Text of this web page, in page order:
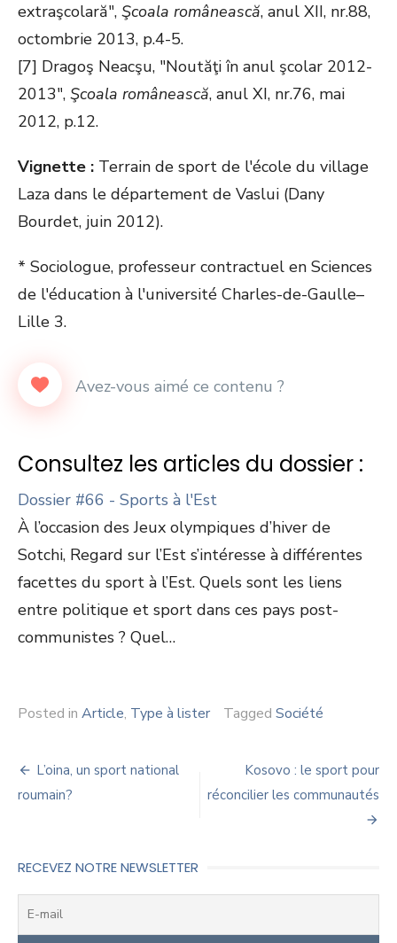
extraşcolară", Şcoala românească, anul XII, nr.88,
octombrie 2013, p.4-5.
[7] Dragoş Neacşu, "Noutăţi în anul şcolar 2012-
2013", Şcoala românească, anul XI, nr.76, mai
2012, p.12.
Vignette : Terrain de sport de l'école du village
Laza dans le département de Vaslui (Dany
Bourdet, juin 2012).
* Sociologue, professeur contractuel en Sciences
de l'éducation à l'université Charles-de-Gaulle–
Lille 3.
Consultez les articles du dossier :
Dossier #66 - Sports à l'Est
À l’occasion des Jeux olympiques d’hiver de
Sotchi, Regard sur l’Est s’intéresse à différentes
facettes du sport à l’Est. Quels sont les liens
entre politique et sport dans ces pays post-
communistes ? Quel…
Posted in Article, Type à lister Tagged Société
Navigation
de
L’oina, un sport national
roumain?
Kosovo : le sport pour
réconcilier les communautés
RECEVEZ NOTRE NEWSLETTER